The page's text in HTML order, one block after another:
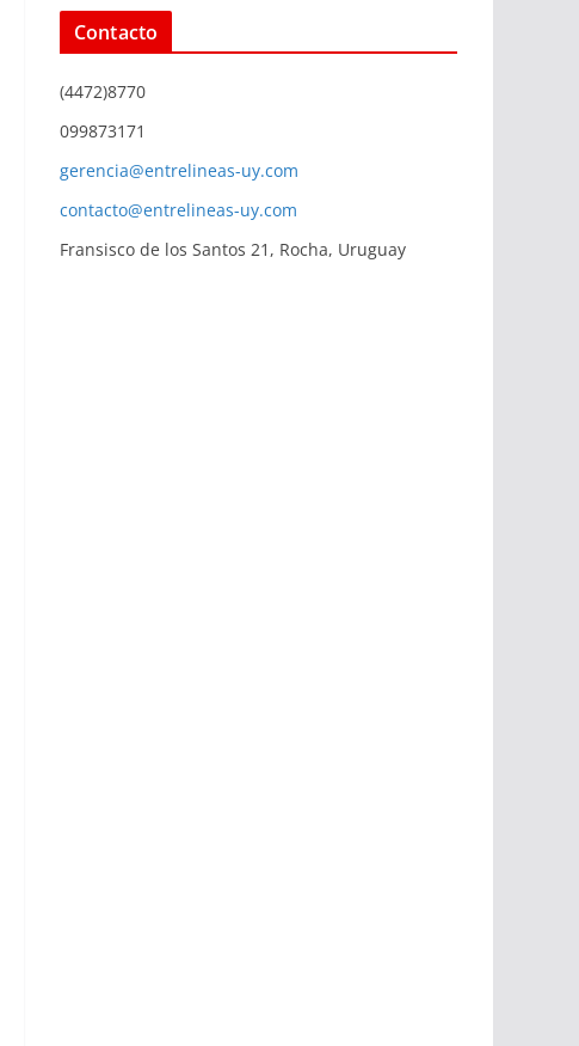
Contacto
(4472)8770
099873171
gerencia@entrelineas-uy.com
contacto@entrelineas-uy.com
Fransisco de los Santos 21, Rocha, Uruguay